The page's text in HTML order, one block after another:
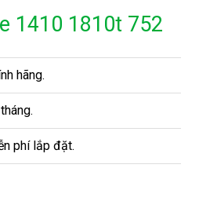
1410 1810t 752
hãng.
phí lắp đặt.